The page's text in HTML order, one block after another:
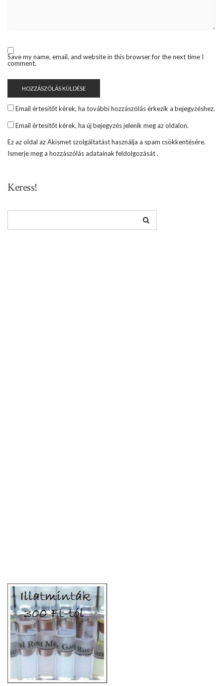
Save my name, email, and website in this browser for the next time I
comment.
Email értesítőt kérek, ha további hozzászólás érkezik a bejegyzéshez.
Email értesítőt kérek, ha új bejegyzés jelenik meg az oldalon.
Ez az oldal az Akismet szolgáltatást használja a spam csökkentésére.
Ismerje meg a hozzászólás adatainak feldolgozását.
Keress!